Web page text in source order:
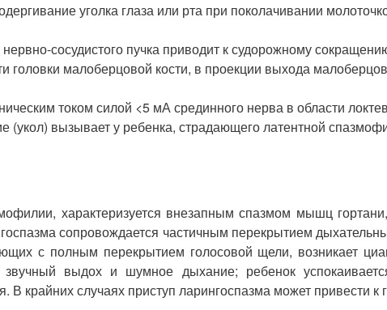
уголка глаза или рта при поколачивании
сосудистого пучка приводит к судорожному
головки малоберцовой кости, в проекции выхода
током силой <5 мА срединного нерва в области
вызывает у ребенка, страдающего латентной
характеризуется внезапным спазмом мышц
сопровождается частичным перекрытием
с полным перекрытием голосовой щели, возникает
звучный выдох и шумное дыхание; ребенок
В крайних случаях приступ ларингоспазма может привести к